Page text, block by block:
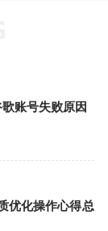
账号失败原因
优化操作心得总